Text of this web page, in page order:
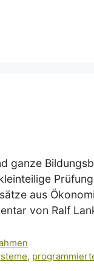
ganze
aus
von Ralf
,